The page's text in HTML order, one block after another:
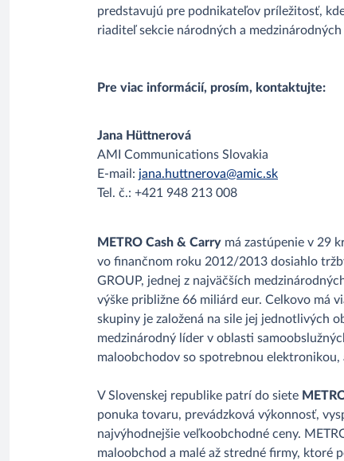
predstavujú pre podnikateľov príležitosť,
riaditeľ sekcie národných a
Pre viac informácií, prosím, kontaktujte:
Jana Hüttnerová
AMI Communications Slovakia
E-mail: jana.huttnerova@amic.sk
Tel. č.: +421 948 213 008
METRO Cash & Carry má zastúpenie v 29
vo finančnom roku 2012/2013 dosiahlo
GROUP, jednej z najväčších
výške približne 66 miliárd eur. Celkovo má
skupiny je založená na sile jej jednotlivých
medzinárodný líder v oblasti
maloobchodov so spotrebnou
V Slovenskej republike patrí do siete
ponuka tovaru, prevádzková výkonnosť,
najvýhodnejšie veľkoobchodné ceny.
maloobchod a malé až stredné firmy, ktoré